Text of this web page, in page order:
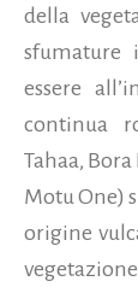
della
sfumature
essere
continua
Tahaa,
Motu One)
origine